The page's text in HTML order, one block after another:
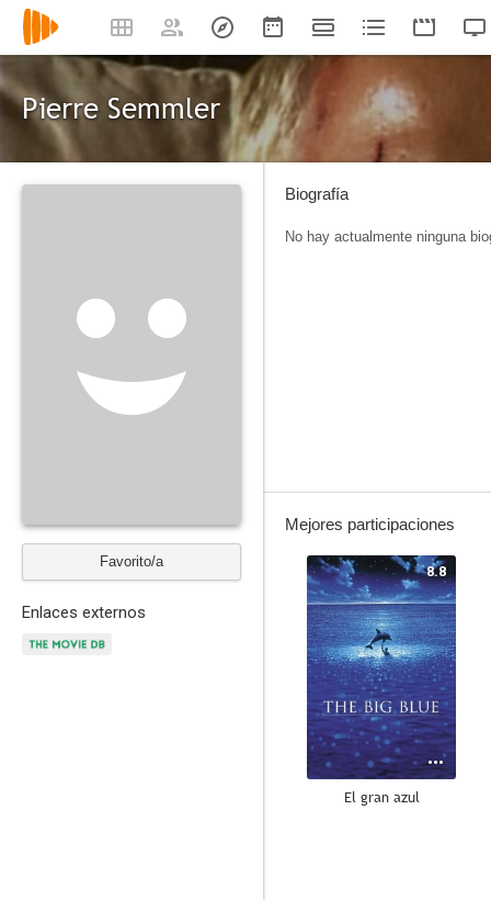
Pierre Semmler
Favorito/a
Enlaces externos
Biografía
No hay actualmente ninguna
Mejores participaciones
8.8
El gran azul